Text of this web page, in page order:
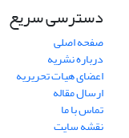
دسترسی سریع
صفحه اصلی
درباره نشریه
اعضای هیات تحریریه
ارسال مقاله
تماس با ما
نقشه سایت